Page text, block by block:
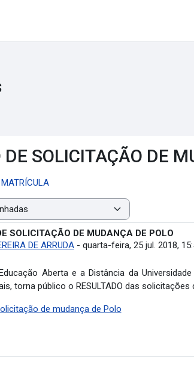
DE SOLICITAÇÃO DE
SOLICITAÇÃO DE MUDANÇA DE POLO
DE ARRUDA- quarta-feira, 25 jul. 2018,
0
Aberta e a Distância da
torna público o RESULTADO das solicitações
de mudança de Polo